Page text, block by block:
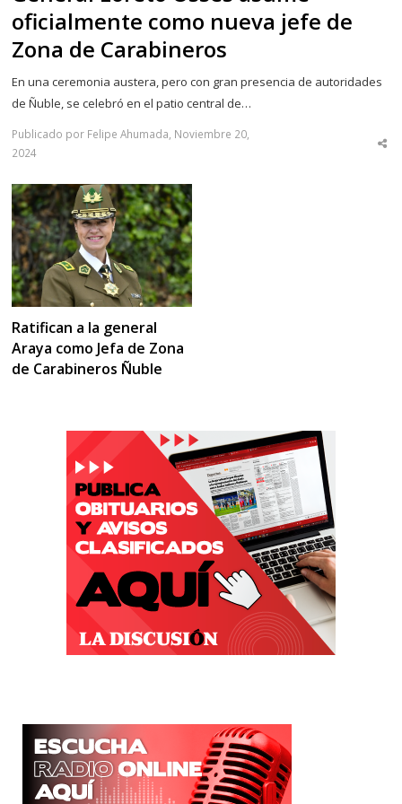
oficialmente como nueva jefe de
Zona de Carabineros
En una ceremonia austera, pero con gran presencia de autoridades
de Ñuble, se celebró en el patio central de…
Publicado por Felipe Ahumada, Noviembre 20,
2024
Ratifican a la general
Araya como Jefa de Zona
de Carabineros Ñuble